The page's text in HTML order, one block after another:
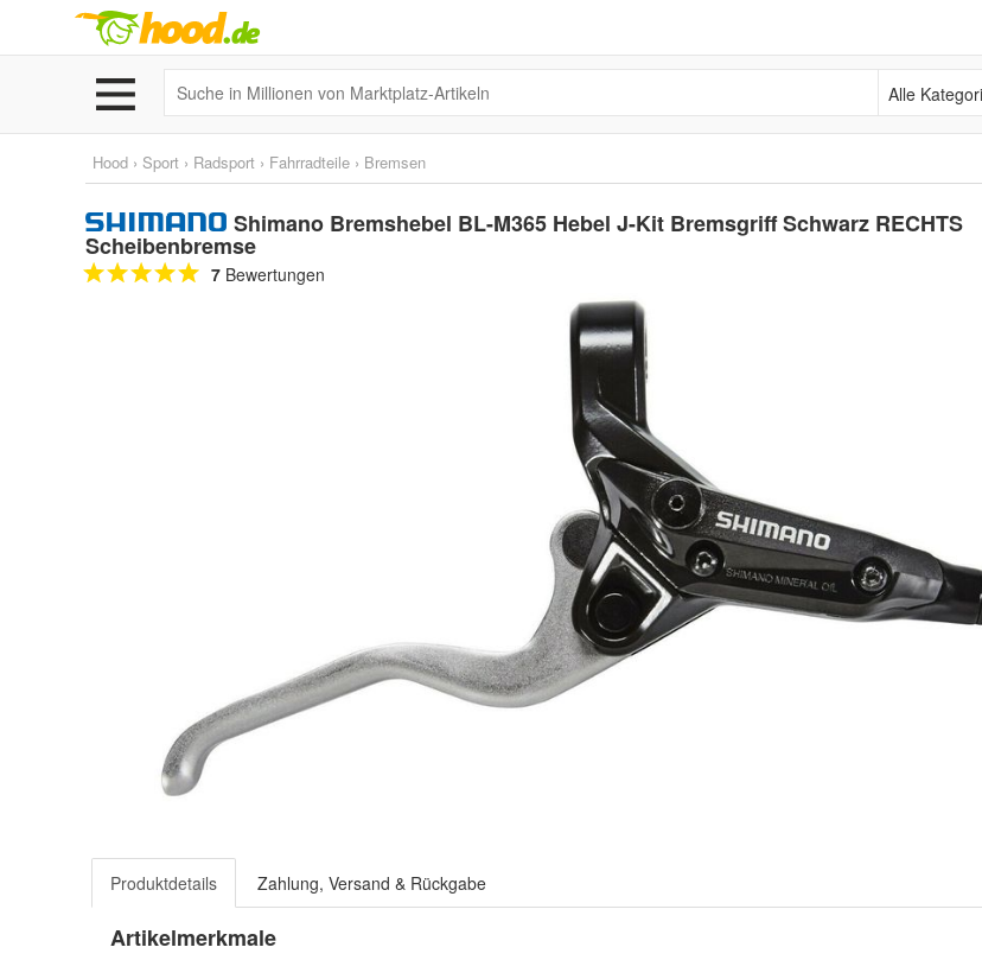
Alle Kategorien
Hood › Sport › Radsport › Fahrradteile › Bremsen
Shimano Bremshebel BL-M365 Hebel J-Kit Bremsgriff Schwarz RECHTS
Scheibenbremse
7 Bewertungen
Produktdetails Zahlung, Versand & Rückgabe
Artikelmerkmale